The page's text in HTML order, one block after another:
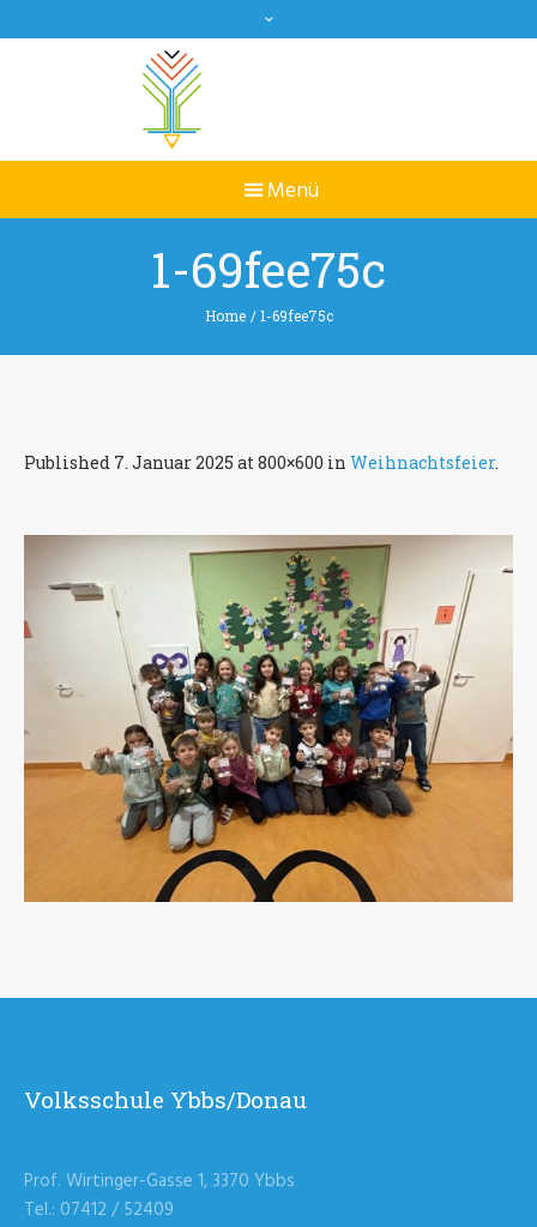
1-69fee75c
Home /1-69fee75c
Published 7. Januar 2025 at 800×600 in Weihnachtsfeier.
Volksschule Ybbs/Donau
Prof. Wirtinger-Gasse 1, 3370 Ybbs
Tel.: 07412 / 52409